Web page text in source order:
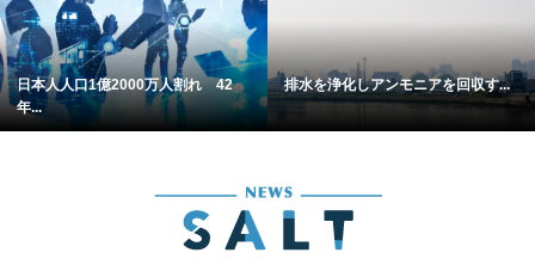
日本人人口1億2000万人割れ 42
年...
排水を浄化しアンモニアを回収す...